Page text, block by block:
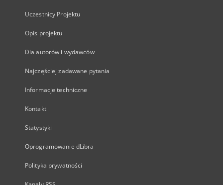
Uczestnicy Projektu
Opis projektu
Dla autorów i wydawców
Najczęściej zadawane pytania
Informacje techniczne
Kontakt
Statystyki
Oprogramowanie dLibra
Polityka prywatności